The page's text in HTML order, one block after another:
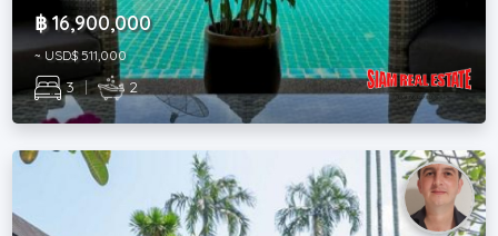
฿ 16,900,000
~ USD$ 511,000
3 | 2